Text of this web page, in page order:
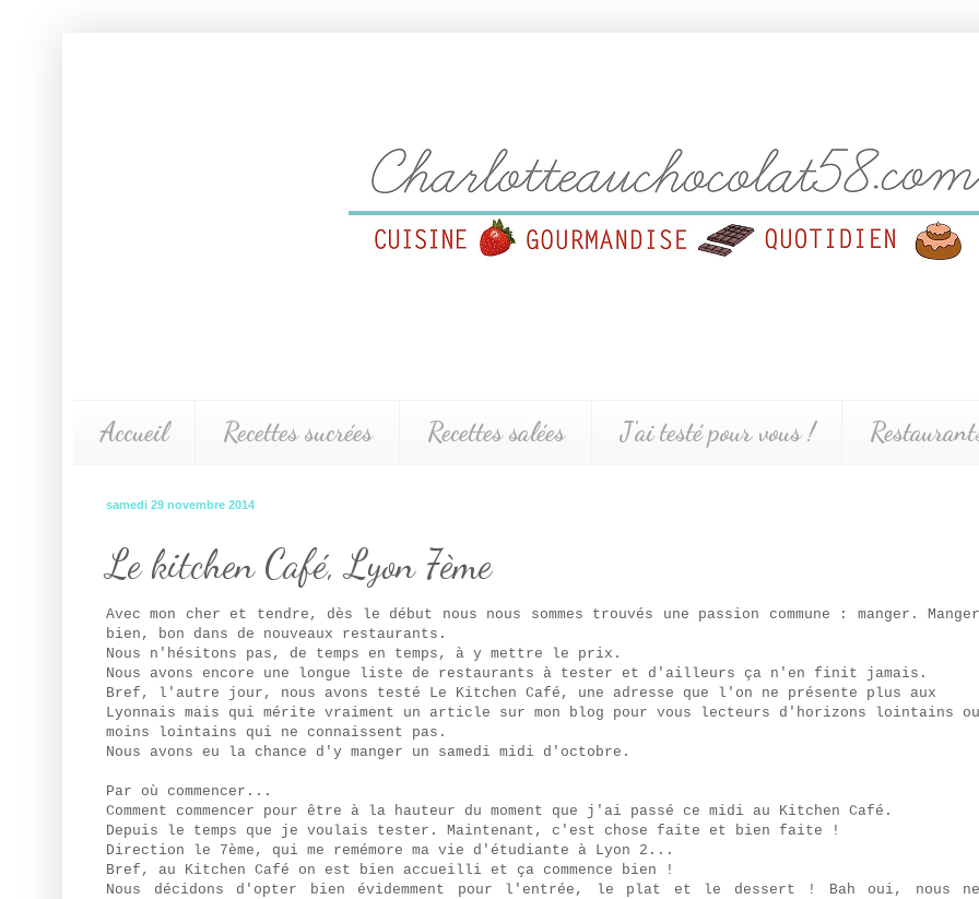
Accueil Recettes sucrées Recettes salées J'ai testé pour vous !
samedi 29 novembre 2014
Le kitchen Café, Lyon 7ème
Avec mon cher et tendre, dès le début nous nous sommes trouvés une passion commune : manger. Manger
bien, bon dans de nouveaux restaurants.
Nous n'hésitons pas, de temps en temps, à y mettre le prix.
Nous avons encore une longue liste de restaurants à tester et d'ailleurs ça n'en finit jamais.
Bref, l'autre jour, nous avons testé Le Kitchen Café, une adresse que l'on ne présente plus aux
Lyonnais mais qui mérite vraiment un article sur mon blog pour vous lecteurs d'horizons lointains ou
moins lointains qui ne connaissent pas.
Nous avons eu la chance d'y manger un samedi midi d'octobre.
Par où commencer...
Comment commencer pour être à la hauteur du moment que j'ai passé ce midi au Kitchen Café.
Depuis le temps que je voulais tester. Maintenant, c'est chose faite et bien faite !
Direction le 7ème, qui me remémore ma vie d'étudiante à Lyon 2...
Bref, au Kitchen Café on est bien accueilli et ça commence bien !
Nous décidons d'opter bien évidemment pour l'entrée, le plat et le dessert ! Bah oui, nous ne